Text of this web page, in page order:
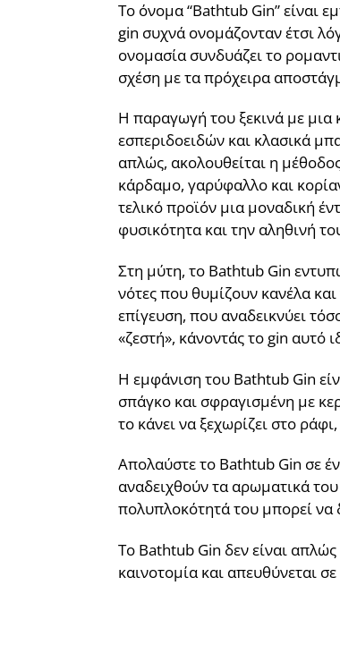
Το όνομα “Bathtub Gin” είναι
gin συχνά ονομάζονταν έτσι
ονομασία συνδυάζει το
σχέση με τα πρόχειρα
Η παραγωγή του ξεκινά με μια
εσπεριδοειδών και κλασικά
απλώς, ακολουθείται η
κάρδαμο, γαρύφαλλο και
τελικό προϊόν μια μοναδική
φυσικότητα και την αληθινή
Στη μύτη, το Bathtub Gin
νότες που θυμίζουν κανέλα
επίγευση, που αναδεικνύει
«ζεστή», κάνοντάς το gin αυτό
Η εμφάνιση του Bathtub Gin
σπάγκο και σφραγισμένη με
το κάνει να ξεχωρίζει στο
Απολαύστε το Bathtub Gin σε
αναδειχθούν τα αρωματικά
πολυπλοκότητά του μπορεί να
Το Bathtub Gin δεν είναι απλώς
καινοτομία και απευθύνεται